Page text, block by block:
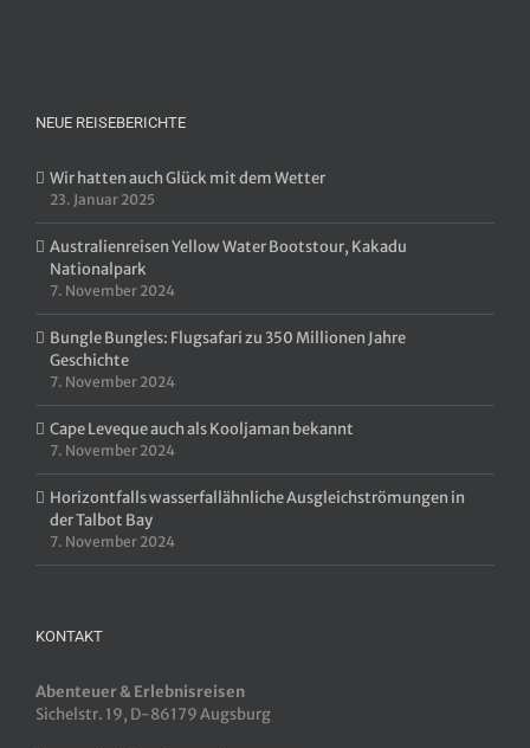
NEUE REISEBERICHTE
Wir hatten auch Glück mit dem Wetter
23. Januar 2025
Australienreisen Yellow Water Bootstour, Kakadu
Nationalpark
7. November 2024
Bungle Bungles: Flugsafari zu 350 Millionen Jahre
Geschichte
7. November 2024
Cape Leveque auch als Kooljaman bekannt
7. November 2024
Horizontfalls wasserfallähnliche Ausgleichströmungen in
der Talbot Bay
7. November 2024
KONTAKT
Abenteuer & Erlebnisreisen
Sichelstr. 19, D-86179 Augsburg